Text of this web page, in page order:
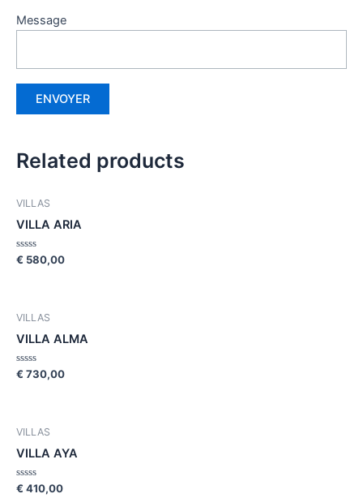
Message
Related products
VILLAS
VILLA ARIA
Rated
€ 580,00
VILLAS
VILLA ALMA
Rated
€ 730,00
VILLAS
VILLA AYA
Rated
€ 410,00